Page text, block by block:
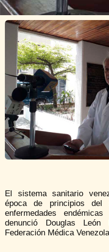
El sistema sanitario
época de principios del
enfermedades
denunció Douglas
Federación Médica